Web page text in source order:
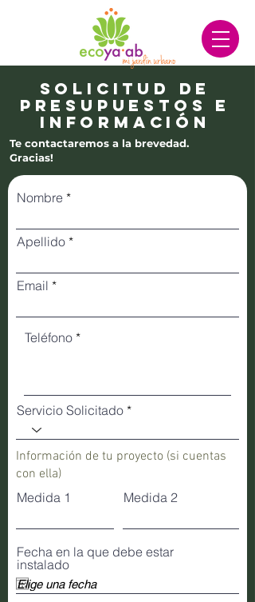
solicitud de
presupuestos e
información
Te contactaremos a la brevedad.
Gracias!
Nombre
Apellido
Email
Teléfono
Servicio Solicitado
Información de tu proyecto (si cuentas
con ella)
Medida 1
Medida 2
Fecha en la que debe estar
instalado